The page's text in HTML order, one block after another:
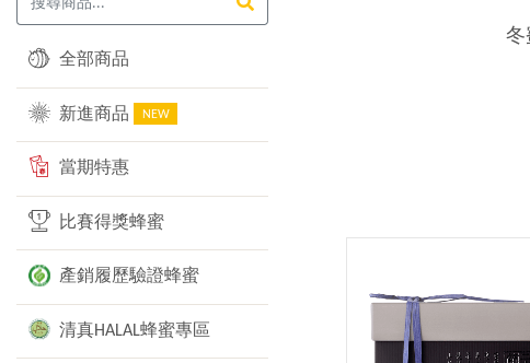
全部商品
新進商品 NEW
當期特惠
比賽得獎蜂蜜
產銷履歷驗證蜂蜜
清真HALAL蜂蜜專區
冬